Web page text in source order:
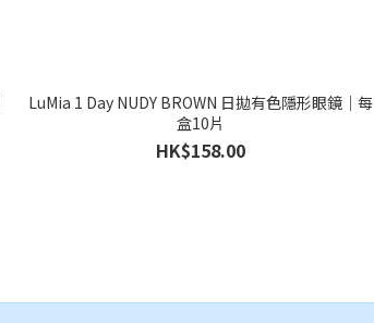
LuMia 1 Day NUDY BROWN 日拋有色隱形眼鏡｜每
盒10片
HK$158.00